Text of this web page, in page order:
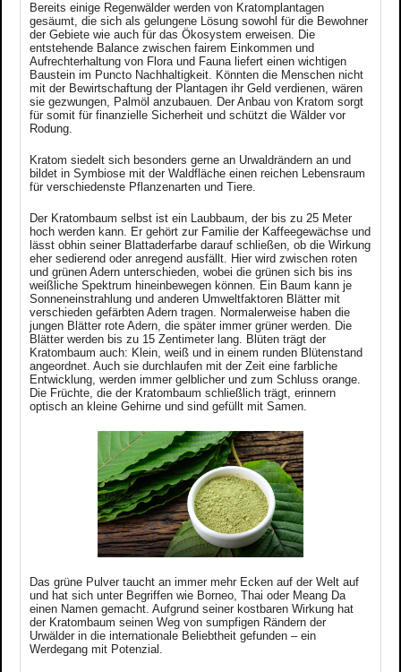
Bereits einige Regenwälder werden von Kratomplantagen
gesäumt, die sich als gelungene Lösung sowohl für die Bewohner
der Gebiete wie auch für das Ökosystem erweisen. Die
entstehende Balance zwischen fairem Einkommen und
Aufrechterhaltung von Flora und Fauna liefert einen wichtigen
Baustein im Puncto Nachhaltigkeit. Könnten die Menschen nicht
mit der Bewirtschaftung der Plantagen ihr Geld verdienen, wären
sie gezwungen, Palmöl anzubauen. Der Anbau von Kratom sorgt
für somit für finanzielle Sicherheit und schützt die Wälder vor
Rodung.
Kratom siedelt sich besonders gerne an Urwaldrändern an und
bildet in Symbiose mit der Waldfläche einen reichen Lebensraum
für verschiedenste Pflanzenarten und Tiere.
Der Kratombaum selbst ist ein Laubbaum, der bis zu 25 Meter
hoch werden kann. Er gehört zur Familie der Kaffeegewächse und
lässt obhin seiner Blattaderfarbe darauf schließen, ob die Wirkung
eher sedierend oder anregend ausfällt. Hier wird zwischen roten
und grünen Adern unterschieden, wobei die grünen sich bis ins
weißliche Spektrum hineinbewegen können. Ein Baum kann je
Sonneneinstrahlung und anderen Umweltfaktoren Blätter mit
verschieden gefärbten Adern tragen. Normalerweise haben die
jungen Blätter rote Adern, die später immer grüner werden. Die
Blätter werden bis zu 15 Zentimeter lang. Blüten trägt der
Kratombaum auch: Klein, weiß und in einem runden Blütenstand
angeordnet. Auch sie durchlaufen mit der Zeit eine farbliche
Entwicklung, werden immer gelblicher und zum Schluss orange.
Die Früchte, die der Kratombaum schließlich trägt, erinnern
optisch an kleine Gehirne und sind gefüllt mit Samen.
Das grüne Pulver taucht an immer mehr Ecken auf der Welt auf
und hat sich unter Begriffen wie Borneo, Thai oder Meang Da
einen Namen gemacht. Aufgrund seiner kostbaren Wirkung hat
der Kratombaum seinen Weg von sumpfigen Rändern der
Urwälder in die internationale Beliebtheit gefunden – ein
Werdegang mit Potenzial.